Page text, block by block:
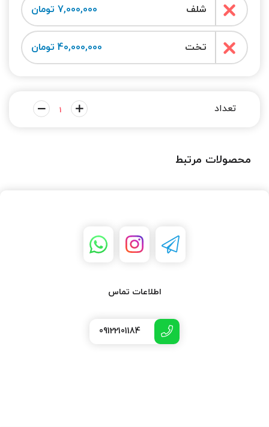
شلف 7,000,000 تومان
تخت 40,000,000 تومان
محصولات مرتبط
اطلاعات تماس
09122101184